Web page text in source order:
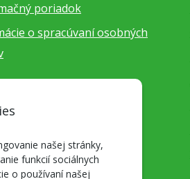
našej stránky,
funkcií sociálnych
o používaní našej
poriadok
o spracúvaní osobných